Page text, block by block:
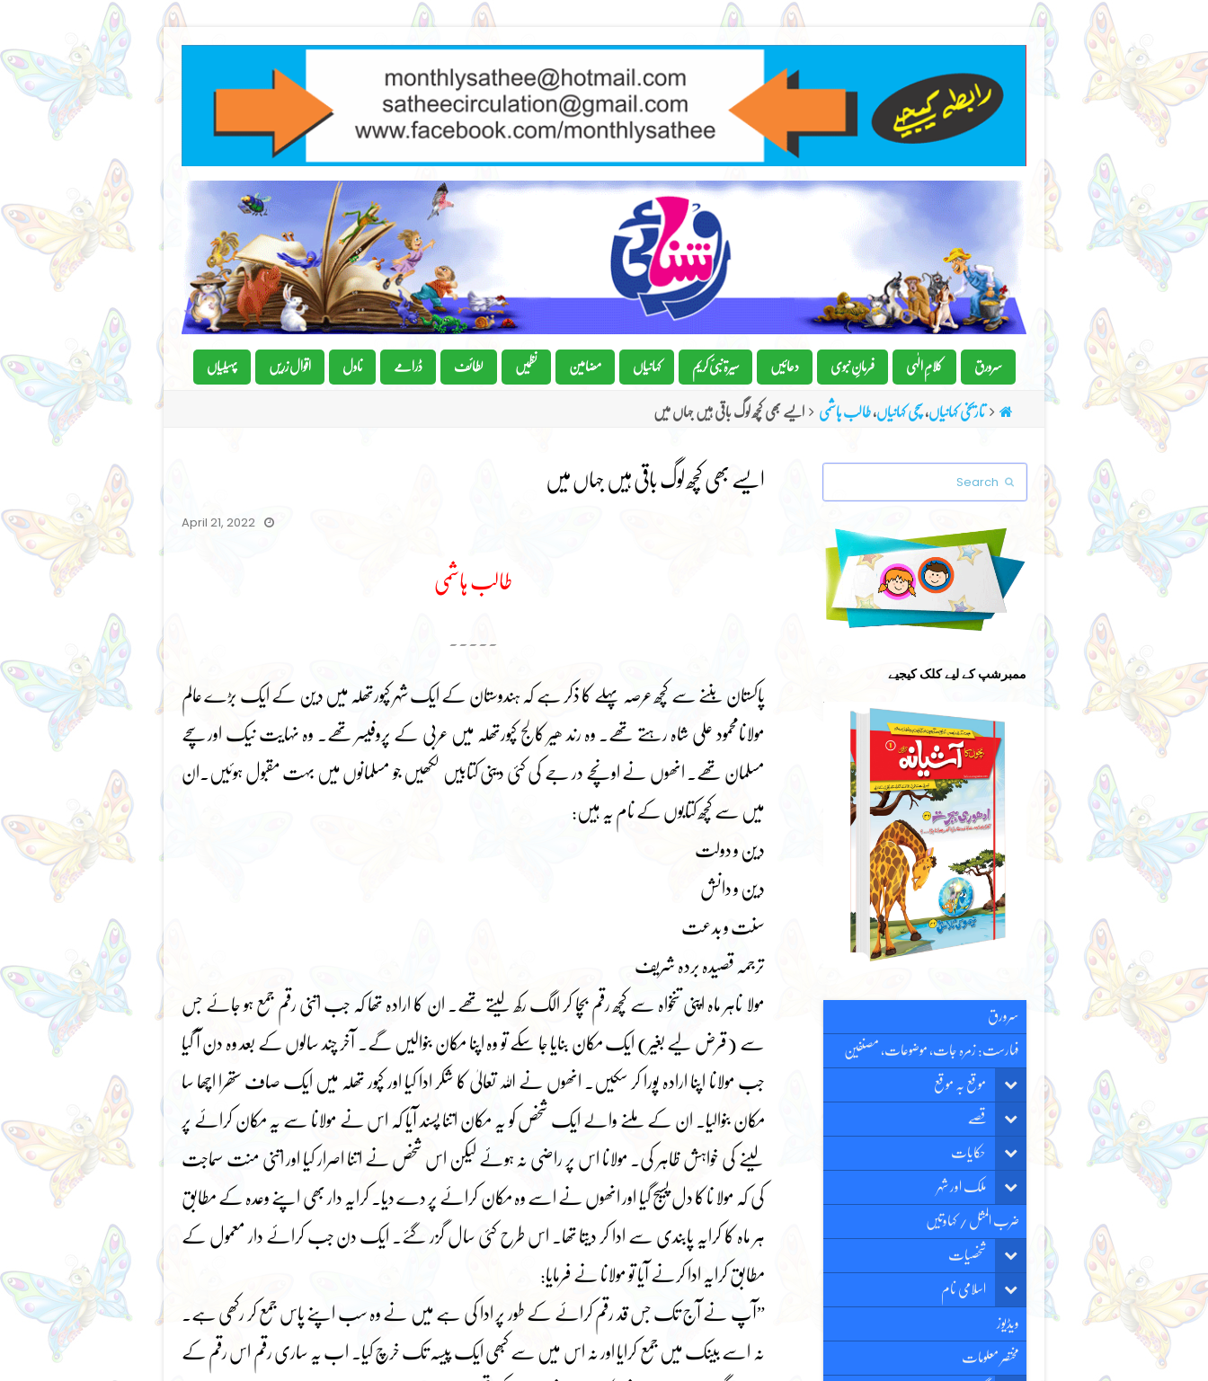
سرورق کلامِ الٰہی فرمانِِ نبوی دعائیں سیرۃ نبیٔ کریم کہانیاں مضامین نظمیں لطائف ڈرامے ناول اقوال زریں پہیلیاں
تاریخی کہانیاں, سچی کہانیاں, طالب ہاشمی ایسے بھی کچھ لوگ باقی ہیں جہاں میں
ایسے بھی کچھ لوگ باقی ہیں جہاں میں
April 21, 2022
طالب ہاشمی
پاکستان بننے سے کچھ عرصہ پہلے کا ذکر ہے کہ ہندوستان کے ایک شہر کپورتھلہ میں دین کے ایک بڑے عالم
مولانامحمود علی شاہ رہتے تھے۔ وہ رند ھیر کالج کپورتھلہ میں عربی کے پروفیسر تھے۔ وہ نہایت نیک اور سچے
مسلمان تھے۔ انھوں نے اونچے در جے کی کئی دینی کتابیں لکھیں جو مسلمانوں میں بہت مقبول ہوئیں۔ان
میں سے کچھ کتابوں کے نام یہ ہیں:
دین و دولت
دین و دانش
سنت و بدعت
ترجمہ قصیدہ بردہ شریف
مولا ناہر ماہ اپنی تنخواہ سے کچھ رقم بچا کر الگ رکھ لیتے تھے۔ ان کا ارادہ تھا کہ جب اتنی رقم جمع ہو جائے جس
سے (قرض لیے بغیر) ایک مکان بنایا جا سکے تو وہ اپنا مکان بنوالیں گے۔ آخر چند سالوں کے بعد وہ دن آ گیا
جب مولانا اپنا ارادہ پورا کر سکیں۔ انھوں نے اللہ تعالیٰ کا شکر ادا کیا اور کپور تھلہ میں ایک صاف ستھرا اچھا سا
مکان بنوالیا۔ ان کے ملنے والے ایک شخص کو یہ مکان اتنا پسند آیا کہ اس نے مولانا سے یہ مکان کرائے پر
لینے کی خواہش ظاہر کی۔ مولانا اس پر راضی نہ ہوئے لیکن اس شخص نے اتنا اصرار کیا اور اتنی منت سماجت
کی کہ مولا نا کا دل پسیج گیا اور انھوں نے اسے وہ مکان کرائے پر دے دیا۔ کرایہ دار بھی اپنے وعدہ کے مطابق
ہر ماہ کا کرایہ پابندی سے ادا کر دیتا تھا۔ اس طرح کئی سال گزر گئے۔ ایک دن جب کرائے دار معمول کے
مطابق کرایہ ادا کرنے آیا تو مولانا نے فرمایا:
”آپ نے آج تک جس قد رقم کرائے کے طور پر ادا کی ہے میں نے وہ سب اپنے پاس جمع کر رکھی ہے۔
نہ اسے بینک میں جمع کرایا اور نہ اس میں سے کبھی ایک پیسہ تک خرچ کیا۔ اب یہ ساری رقم اس رقم کے
Search
ممبرشپ کے لیے کلک کیجیے
سرورق
فہارست: زمرہ جات، موضوعات، مصنفین
موقع بہ موقع
قصّے
حکایات
ملک اور شہر
ضرب المثل / کہاوتیں
شخصیات
اسلامی نام
ویڈیوز
مختصر معلومات